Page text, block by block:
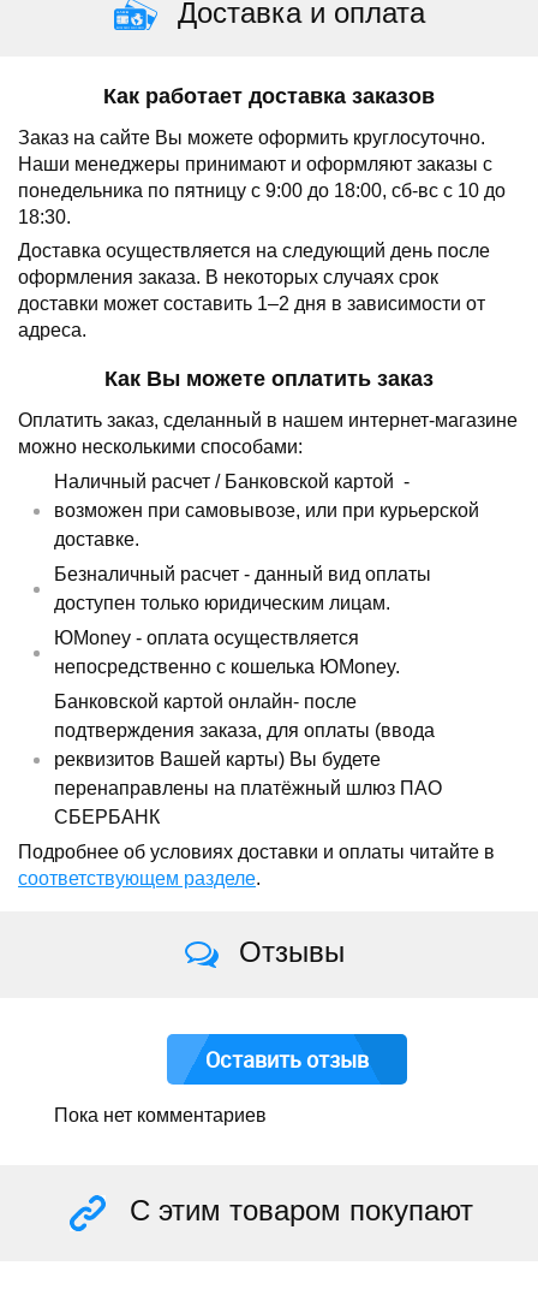
Доставка и оплата
Как работает доставка заказов
Заказ на сайте Вы можете оформить круглосуточно.
Наши менеджеры принимают и оформляют заказы с
понедельника по пятницу с 9:00 до 18:00, сб-вс с 10 до
18:30.
Доставка осуществляется на следующий день после
оформления заказа. В некоторых случаях срок
доставки может составить 1–2 дня в зависимости от
адреса.
Как Вы можете оплатить заказ
Оплатить заказ, сделанный в нашем интернет-магазине
можно несколькими способами:
Наличный расчет / Банковской картой -
возможен при самовывозе, или при курьерской
доставке.
Безналичный расчет - данный вид оплаты
доступен только юридическим лицам.
ЮMoney - оплата осуществляется
непосредственно с кошелька ЮMoney.
Банковской картой онлайн- после
подтверждения заказа, для оплаты (ввода
реквизитов Вашей карты) Вы будете
перенаправлены на платёжный шлюз ПАО
СБЕРБАНК
Подробнее об условиях доставки и оплаты читайте в
соответствующем разделе.
Отзывы
Оставить отзыв
Пока нет комментариев
С этим товаром покупают